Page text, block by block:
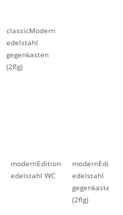
classicModern
edelstahl
gegenkasten
(2flg)
modernEdition
edelstahl WC
modernEdition
edelstahl
gegenkasten
(2flg)